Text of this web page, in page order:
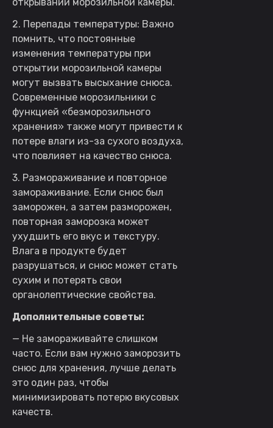
2. Перепады температуры: Важно
помнить, что постоянные
изменения температуры при
открытии морозильной камеры
могут вызвать высыхание снюса.
Современные морозильники с
функцией «безморозильного
хранения» также могут привести к
потере влаги из-за сухого воздуха,
что повлияет на качество снюса.
3. Размораживание и повторное
замораживание. Если снюс был
заморожен, а затем разморожен,
повторная заморозка может
ухудшить его вкус и текстуру.
Влага в продукте будет
разрушаться, и снюс может стать
сухим и потерять свои
органолептические свойства.
Дополнительные советы:
— Не замораживайте слишком
часто. Если вам нужно заморозить
снюс для хранения, лучше делать
это один раз, чтобы
минимизировать потерю вкусовых
качеств.